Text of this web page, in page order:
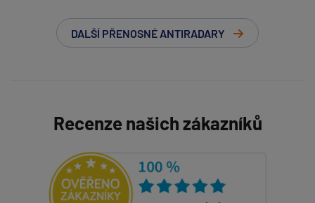
DALŠÍ PŘENOSNÉ ANTIRADARY
Recenze našich zákazníků